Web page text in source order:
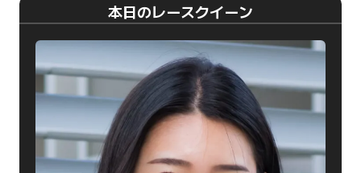
本日のレースクイーン